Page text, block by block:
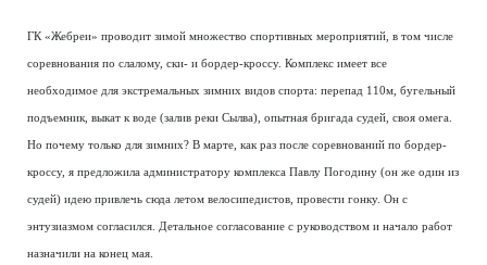
ГК «Жебреи» проводит зимой множество спортивных мероприятий, в том числе
соревнования по слалому, ски- и бордер-кроссу. Комплекс имеет все
необходимое для экстремальных зимних видов спорта: перепад 110м, бугельный
подъемник, выкат к воде (залив реки Сылва), опытная бригада судей, своя омега.
Но почему только для зимних? В марте, как раз после соревнований по бордер-
кроссу, я предложила администратору комплекса Павлу Погодину (он же один из
судей) идею привлечь сюда летом велосипедистов, провести гонку. Он с
энтузиазмом согласился. Детальное согласование с руководством и начало работ
назначили на конец мая.